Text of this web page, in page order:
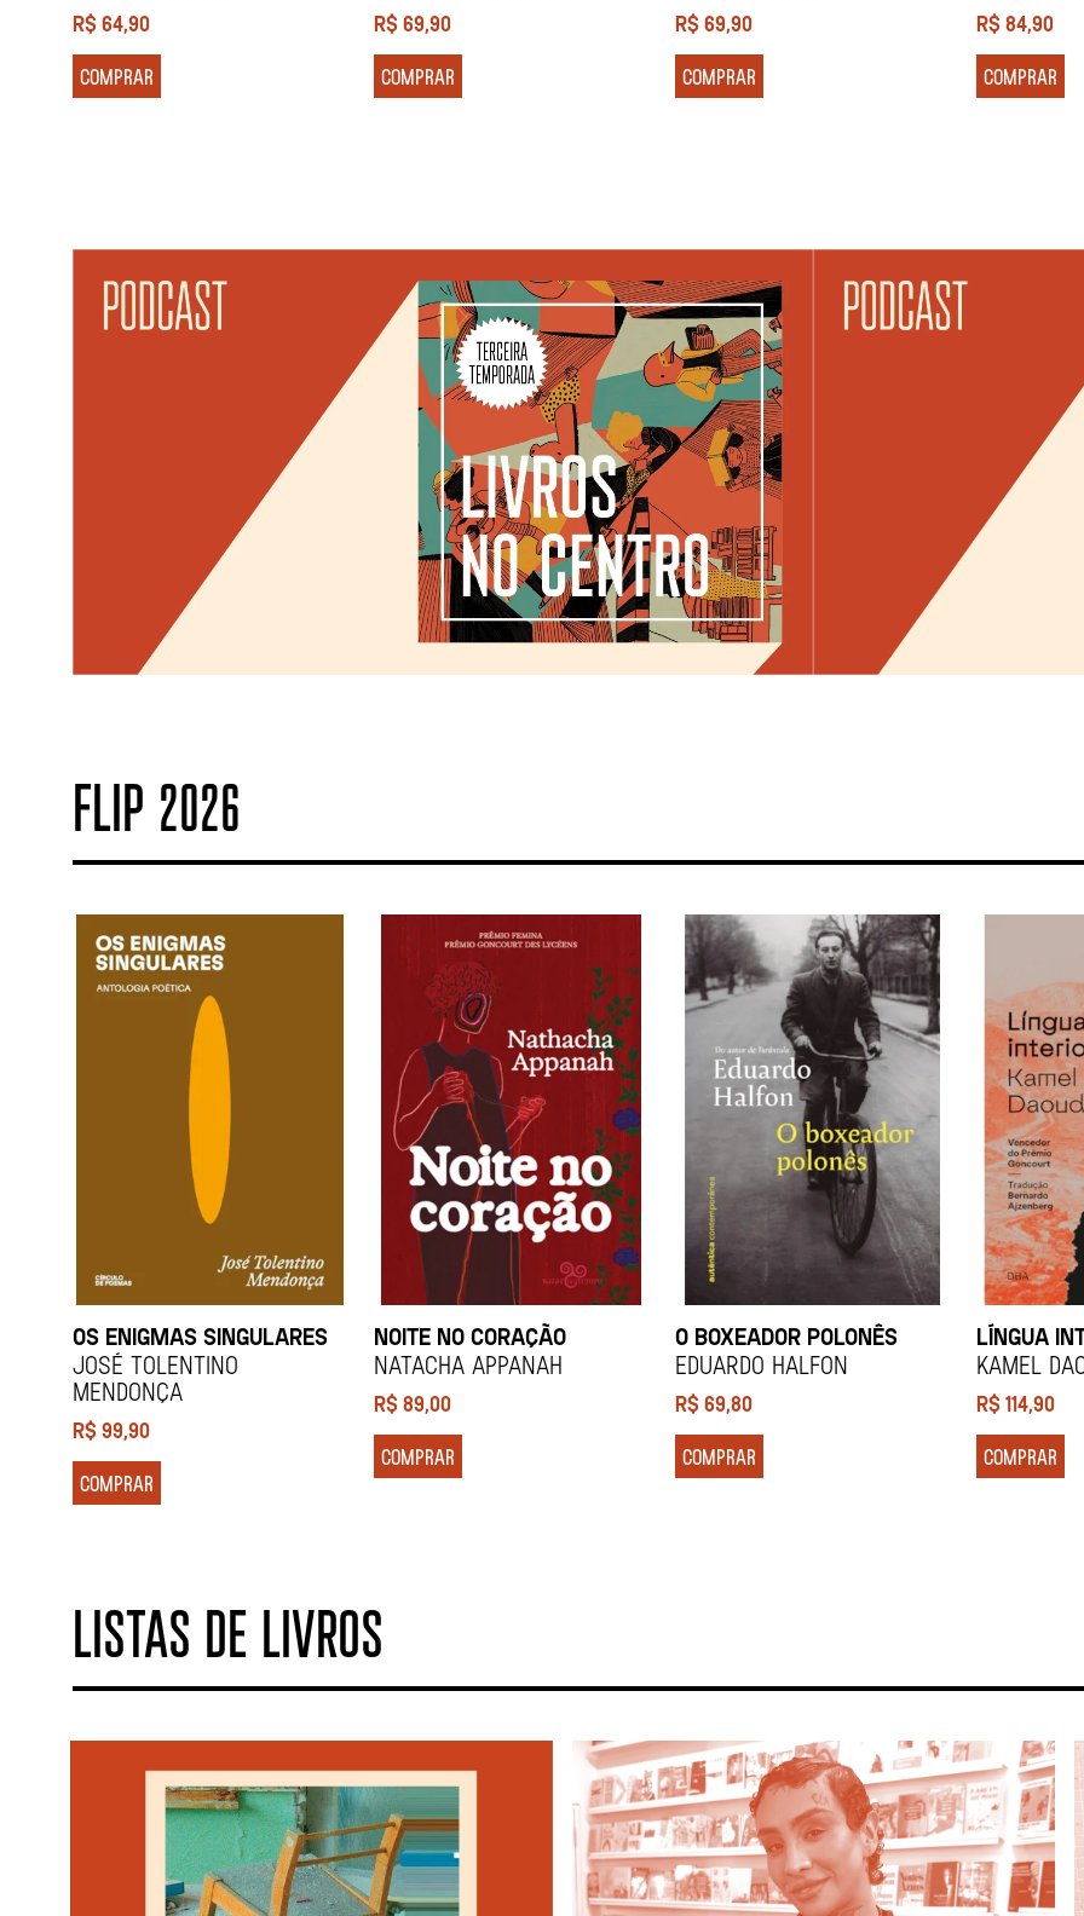
R$64,90
COMPRAR
R$69,90
COMPRAR
R$69,90
COMPRAR
R$84,90
COMPRAR
FLIP 2026
OS ENIGMAS SINGULARES
JOSÉ TOLENTINO
MENDONÇA
R$99,90
COMPRAR
NOITE NO CORAÇÃO
Natacha Appanah
R$89,00
COMPRAR
O BOXEADOR POLONÊS
EDUARDO HALFON
R$69,80
COMPRAR
LÍNGUA
KAMEL
R$114,90
COMPRAR
LISTAS DE LIVROS